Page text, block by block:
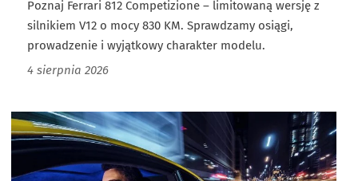
Poznaj Ferrari 812 Competizione – limitowaną wersję z
silnikiem V12 o mocy 830 KM. Sprawdzamy osiągi,
prowadzenie i wyjątkowy charakter modelu.
4 sierpnia 2026